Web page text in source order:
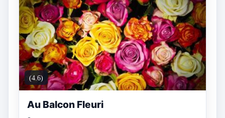
(4.6)
Au Balcon Fleuri